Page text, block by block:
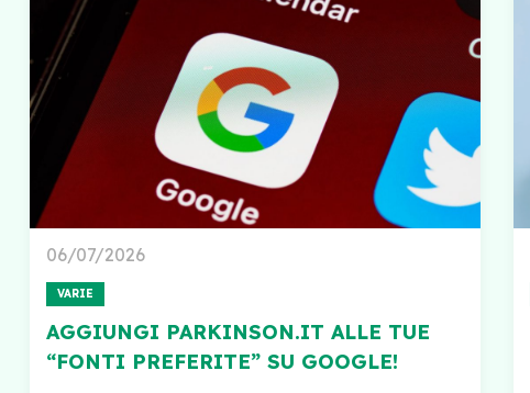
06/07/2026
VARIE
AGGIUNGI PARKINSON.IT ALLE TUE
“FONTI PREFERITE” SU GOOGLE!